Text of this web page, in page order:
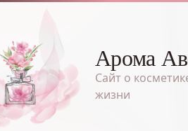
Арома
Сайт о
жизни